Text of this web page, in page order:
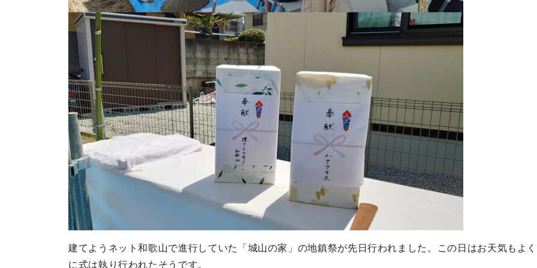
建てようネット和歌山で進行していた「城山の家」の地鎮祭が先日行われました。この日はお天気もよ
に式は執り行われたそうです。